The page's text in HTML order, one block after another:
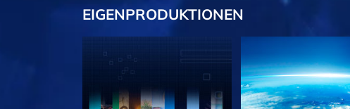
EIGENPRODUKTIONEN